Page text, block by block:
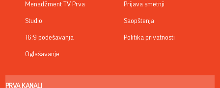
Menadžment TV Prva
Studio
16:9 podešavanja
Oglašavanje
Prijava smetnji
Saopštenja
Politika privatnosti
PRVA KANALI